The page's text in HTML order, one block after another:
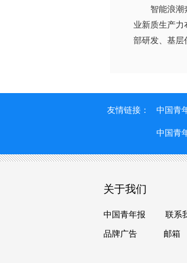
智能浪潮奔
业新质生产力
部研发、基层
友情链接： 中国青
中国青
关于我们
中国青年报
联系
品牌广告
邮箱